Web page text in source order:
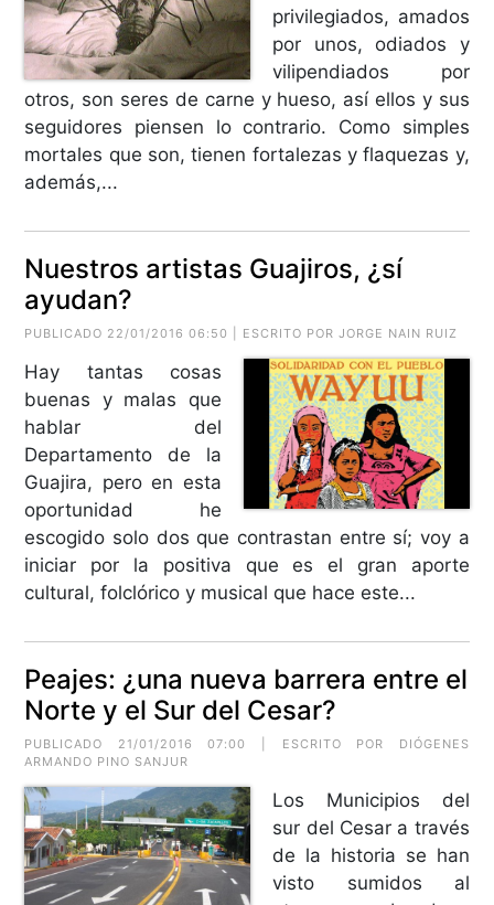
privilegiados, amados
por unos, odiados y
vilipendiados por
otros, son seres de carne y hueso, así ellos y sus
seguidores piensen lo contrario. Como simples
mortales que son, tienen fortalezas y flaquezas y,
además,...
Nuestros artistas Guajiros, ¿sí
ayudan?
PUBLICADO 22/01/2016 06:50 | ESCRITO PORJORGE NAIN RUIZ
Hay tantas cosas
buenas y malas que
hablar del
Departamento de la
Guajira, pero en esta
oportunidad he
escogido solo dos que contrastan entre sí; voy a
iniciar por la positiva que es el gran aporte
cultural, folclórico y musical que hace este...
Peajes: ¿una nueva barrera entre el
Norte y el Sur del Cesar?
PUBLICADO 21/01/2016 07:00 | ESCRITO POR
DIÓGENES
ARMANDO PINO SANJUR
Los Municipios del
sur del Cesar a través
de la historia se han
visto sumidos al